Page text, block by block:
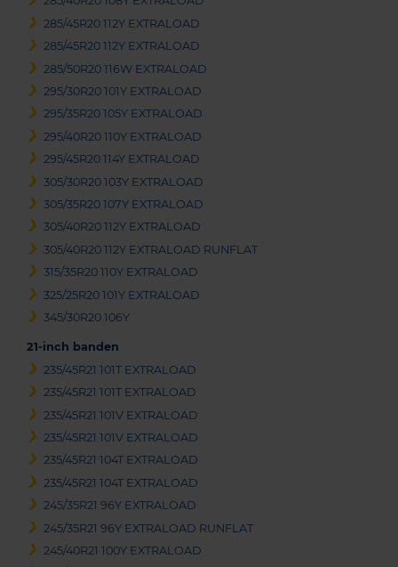
285/45R20 112Y EXTRALOAD
285/45R20 112Y EXTRALOAD
285/50R20 116W EXTRALOAD
295/30R20 101Y EXTRALOAD
295/35R20 105Y EXTRALOAD
295/40R20 110Y EXTRALOAD
295/45R20 114Y EXTRALOAD
305/30R20 103Y EXTRALOAD
305/35R20 107Y EXTRALOAD
305/40R20 112Y EXTRALOAD
305/40R20 112Y EXTRALOAD RUNFLAT
315/35R20 110Y EXTRALOAD
325/25R20 101Y EXTRALOAD
345/30R20 106Y
21-inch banden
235/45R21 101T EXTRALOAD
235/45R21 101T EXTRALOAD
235/45R21 101V EXTRALOAD
235/45R21 101V EXTRALOAD
235/45R21 104T EXTRALOAD
235/45R21 104T EXTRALOAD
245/35R21 96Y EXTRALOAD
245/35R21 96Y EXTRALOAD RUNFLAT
245/40R21 100Y EXTRALOAD